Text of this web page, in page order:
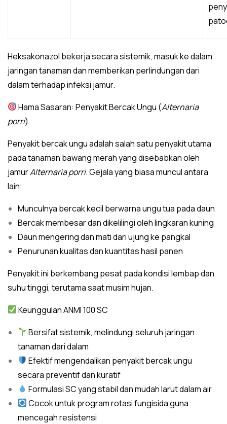
Heksakonazol bekerja secara sistemik, masuk ke dalam
jaringan tanaman dan memberikan perlindungan dari
dalam terhadap infeksi jamur.
Hama Sasaran: Penyakit Bercak Ungu (Alternaria
porri)
Penyakit bercak ungu adalah salah satu penyakit utama
pada tanaman bawang merah yang disebabkan oleh
jamurAlternaria porri. Gejala yang biasa muncul antara
lain:
Munculnya bercak kecil berwarna ungu tua pada daun
Bercak membesar dan dikelilingi oleh lingkaran kuning
Daun mengering dan mati dari ujung ke pangkal
Penurunan kualitas dan kuantitas hasil panen
Penyakit ini berkembang pesat pada kondisi lembap dan
suhu tinggi, terutama saat musim hujan.
Keunggulan ANMI 100 SC
Bersifat sistemik, melindungi seluruh jaringan
tanaman dari dalam
Efektif mengendalikan penyakit bercak ungu
secara preventif dan kuratif
Formulasi SC yang stabil dan mudah larut dalam air
Cocok untuk program rotasi fungisida guna
mencegah resistensi